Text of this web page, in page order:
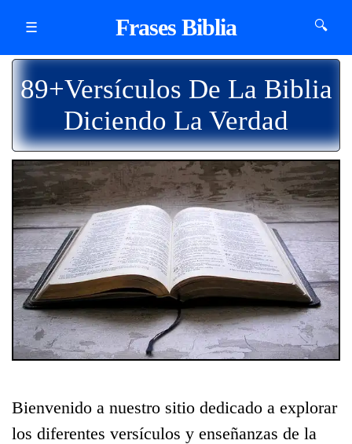
☰ Frases Biblia 🔍
89+Versículos De La Biblia
Diciendo La Verdad
Bienvenido a nuestro sitio dedicado a explorar
los diferentes versículos y enseñanzas de la